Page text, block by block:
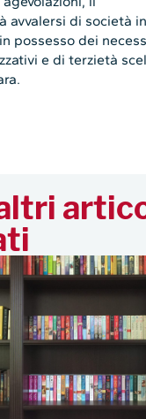
avvalersi di società
possesso dei
e di terzietà